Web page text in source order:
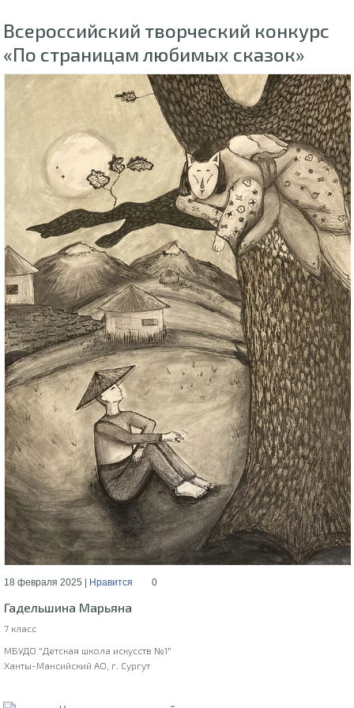
Всероссийский творческий конкурс
«По страницам любимых сказок»
18 февраля 2025 | Нравится 0
Гадельшина Марьяна
7 класс
МБУДО "Детская школа искусств №1"
Ханты-Мансийский АО, г. Сургут